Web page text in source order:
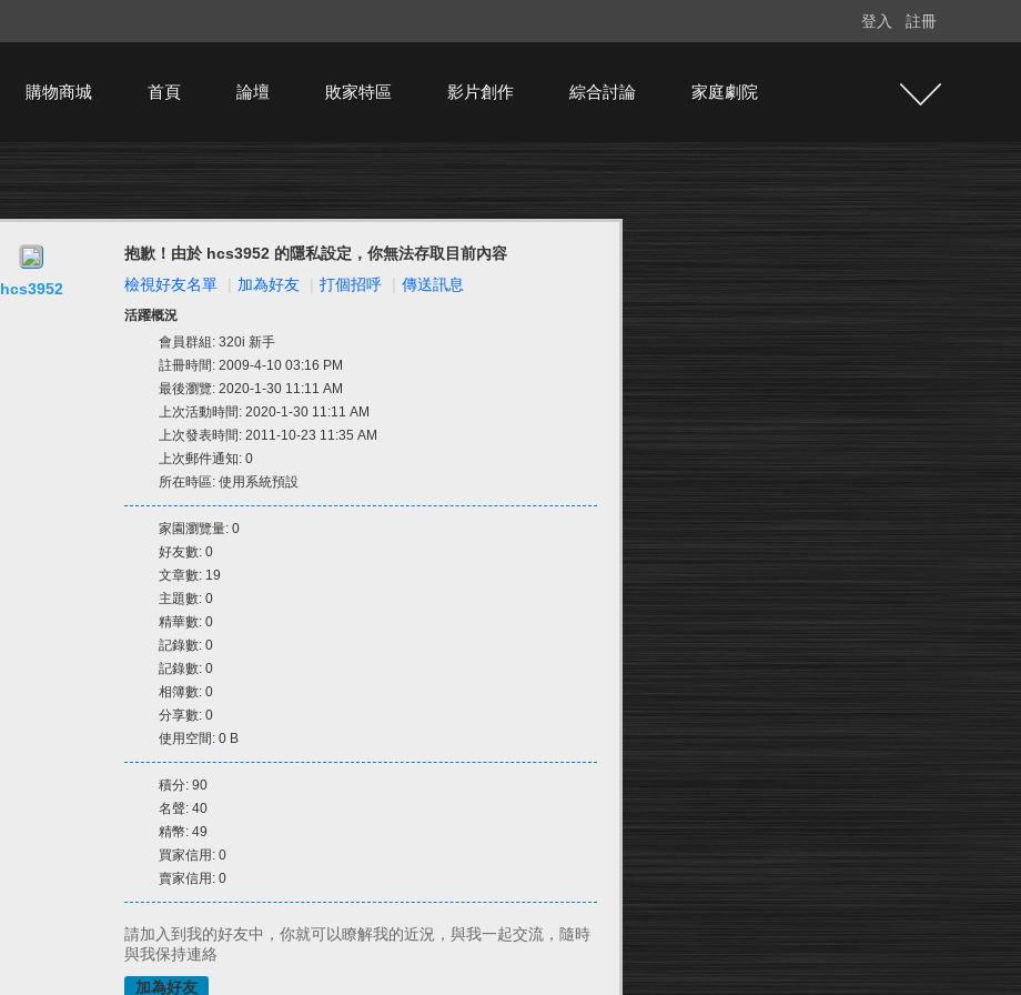
登入 註冊
購物商城 首頁 論壇 敗家特區 影片創作 綜合討論 家庭劇院
hcs3952
抱歉！由於 hcs3952 的隱私設定，你無法存取目前內容
檢視好友名單
| 加為好友 | 打個招呼 | 傳送訊息
活躍概況
會員群組: 320i 新手
註冊時間: 2009-4-10 03:16 PM
最後瀏覽: 2020-1-30 11:11 AM
上次活動時間: 2020-1-30 11:11 AM
上次發表時間: 2011-10-23 11:35 AM
上次郵件通知: 0
所在時區: 使用系統預設
家園瀏覽量: 0
好友數: 0
文章數: 19
主題數: 0
精華數: 0
記錄數: 0
記錄數: 0
相簿數: 0
分享數: 0
使用空間: 0 B
積分: 90
名聲: 40
精幣: 49
買家信用: 0
賣家信用: 0
請加入到我的好友中，你就可以瞭解我的近況，與我一起交流，隨時
與我保持連絡
加為好友